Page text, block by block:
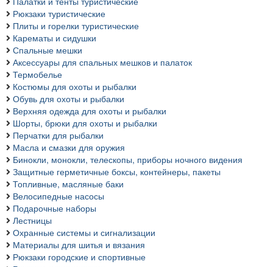
Рюкзаки туристические
Плиты и горелки туристические
Карематы и сидушки
Спальные мешки
Аксессуары для спальных мешков и палаток
Термобелье
Костюмы для охоты и рыбалки
Обувь для охоты и рыбалки
Верхняя одежда для охоты и рыбалки
Шорты, брюки для охоты и рыбалки
Перчатки для рыбалки
Масла и смазки для оружия
Бинокли, монокли, телескопы, приборы ночного видения
Защитные герметичные боксы, контейнеры, пакеты
Топливные, масляные баки
Велосипедные насосы
Подарочные наборы
Лестницы
Охранные системы и сигнализации
Материалы для шитья и вязания
Рюкзаки городские и спортивные